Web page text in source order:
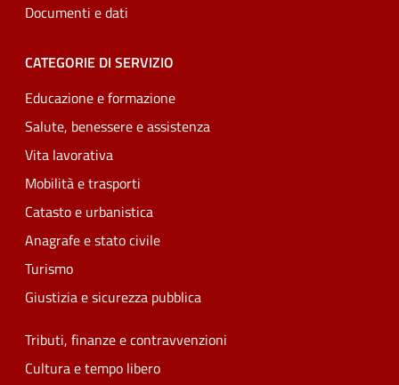
Documenti e dati
CATEGORIE DI SERVIZIO
Educazione e formazione
Salute, benessere e assistenza
Vita lavorativa
Mobilità e trasporti
Catasto e urbanistica
Anagrafe e stato civile
Turismo
Giustizia e sicurezza pubblica
Tributi, finanze e contravvenzioni
Cultura e tempo libero